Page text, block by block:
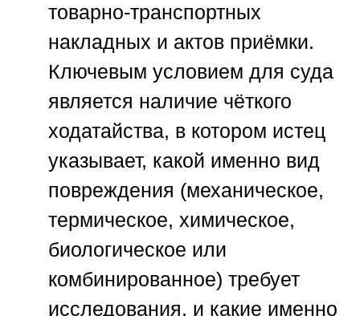
товарно-транспортных
накладных и актов приёмки.
Ключевым условием для суда
является наличие чёткого
ходатайства, в котором истец
указывает, какой именно вид
повреждения (механическое,
термическое, химическое,
биологическое или
комбинированное) требует
исследования, и какие именно